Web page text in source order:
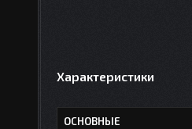
Характеристики
ОСНОВНЫЕ